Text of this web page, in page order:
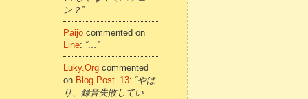
ン？”
Paijo commented on
Line: “…”
Luky.org commented
on Blog Post_13: “やは
り、録音失敗してい